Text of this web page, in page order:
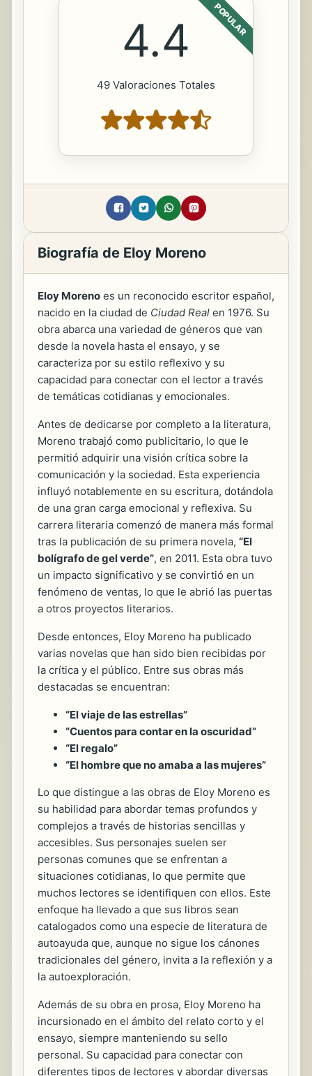
POPULAR
4.4
49 Valoraciones Totales
Biografía de Eloy Moreno
Eloy Moreno es un reconocido escritor español,
nacido en la ciudad de Ciudad Real en 1976. Su
obra abarca una variedad de géneros que van
desde la novela hasta el ensayo, y se
caracteriza por su estilo reflexivo y su
capacidad para conectar con el lector a través
de temáticas cotidianas y emocionales.
Antes de dedicarse por completo a la literatura,
Moreno trabajó como publicitario, lo que le
permitió adquirir una visión crítica sobre la
comunicación y la sociedad. Esta experiencia
influyó notablemente en su escritura, dotándola
de una gran carga emocional y reflexiva. Su
carrera literaria comenzó de manera más formal
tras la publicación de su primera novela, “El
bolígrafo de gel verde”, en 2011. Esta obra tuvo
un impacto significativo y se convirtió en un
fenómeno de ventas, lo que le abrió las puertas
a otros proyectos literarios.
Desde entonces, Eloy Moreno ha publicado
varias novelas que han sido bien recibidas por
la crítica y el público. Entre sus obras más
destacadas se encuentran:
“El viaje de las estrellas”
“Cuentos para contar en la oscuridad”
“El regalo”
“El hombre que no amaba a las mujeres”
Lo que distingue a las obras de Eloy Moreno es
su habilidad para abordar temas profundos y
complejos a través de historias sencillas y
accesibles. Sus personajes suelen ser
personas comunes que se enfrentan a
situaciones cotidianas, lo que permite que
muchos lectores se identifiquen con ellos. Este
enfoque ha llevado a que sus libros sean
catalogados como una especie de literatura de
autoayuda que, aunque no sigue los cánones
tradicionales del género, invita a la reflexión y a
la autoexploración.
Además de su obra en prosa, Eloy Moreno ha
incursionado en el ámbito del relato corto y el
ensayo, siempre manteniendo su sello
personal. Su capacidad para conectar con
diferentes tipos de lectores y abordar diversas